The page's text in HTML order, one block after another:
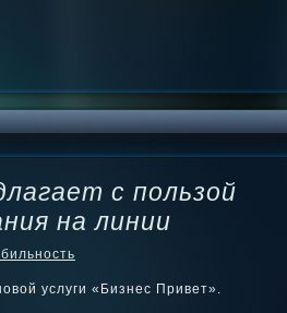
с пользой
на линии
услуги «Бизнес Привет».